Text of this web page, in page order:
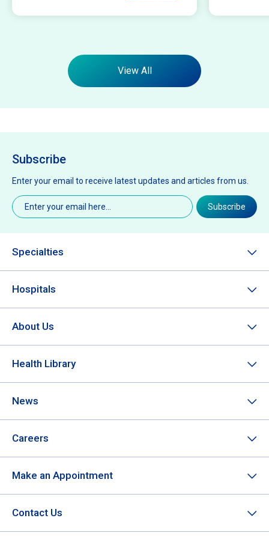
View All
Subscribe
Enter your email to receive latest updates and articles from us.
Email
Subscribe
Specialties
Hospitals
About Us
Health Library
News
Careers
Make an Appointment
Contact Us